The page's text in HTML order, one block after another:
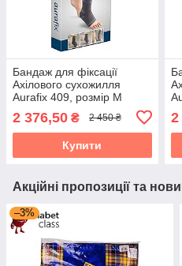
Бандаж для фіксації
Ахілового сухожилля
Aurafix 409, розмір M
2 376,50 ₴ 2 450 ₴
Купити
2
Акційні пропозиції та
–3%